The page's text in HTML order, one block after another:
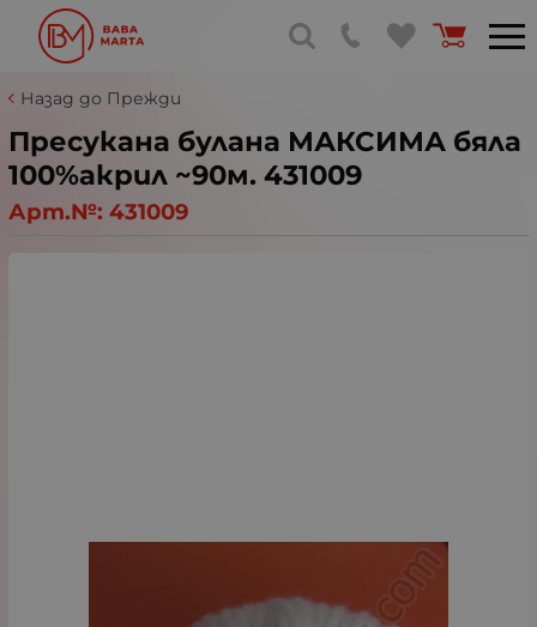
Назад до Прежди
Пресукана булана МАКСИМА бяла
100%акрил ~90м. 431009
Арт.№: 431009